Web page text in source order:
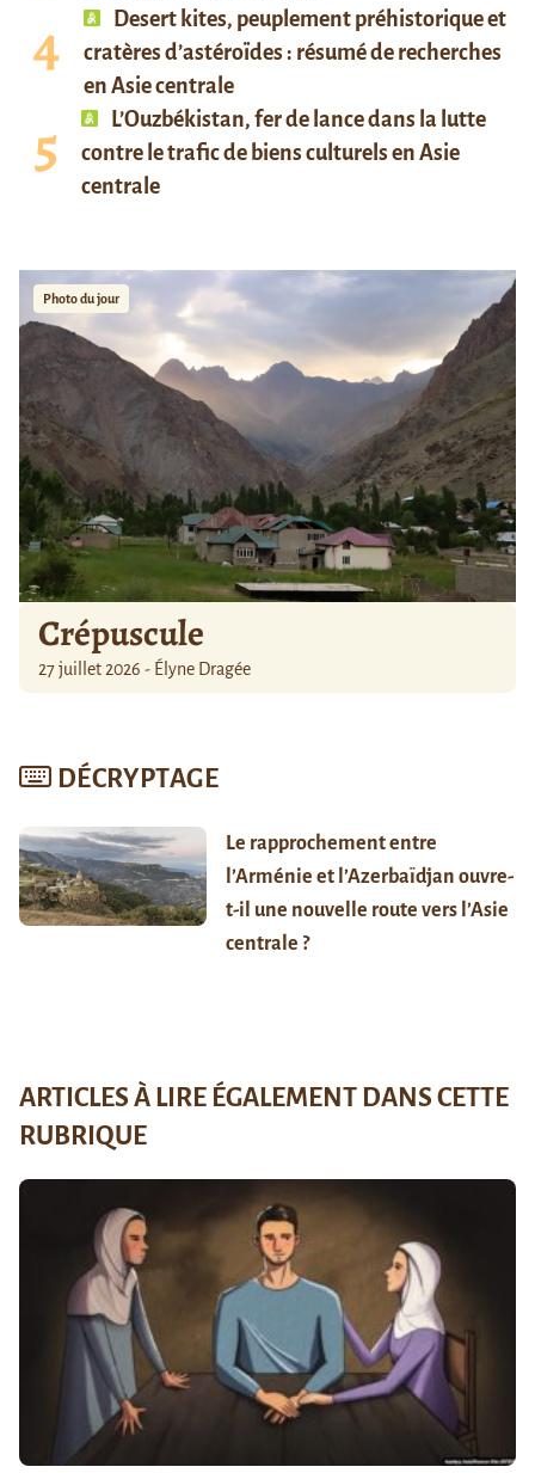
Desert kites, peuplement préhistorique et
cratères d’astéroïdes : résumé de recherches
en Asie centrale
L’Ouzbékistan, fer de lance dans la lutte
contre le trafic de biens culturels en Asie
centrale
Photo du jour
Crépuscule
27 juillet 2026 - Élyne Dragée
DÉCRYPTAGE
Le rapprochement entre
l’Arménie et l’Azerbaïdjan ouvre-
t-il une nouvelle route vers l’Asie
centrale ?
ARTICLES À LIRE ÉGALEMENT DANS CETTE
RUBRIQUE